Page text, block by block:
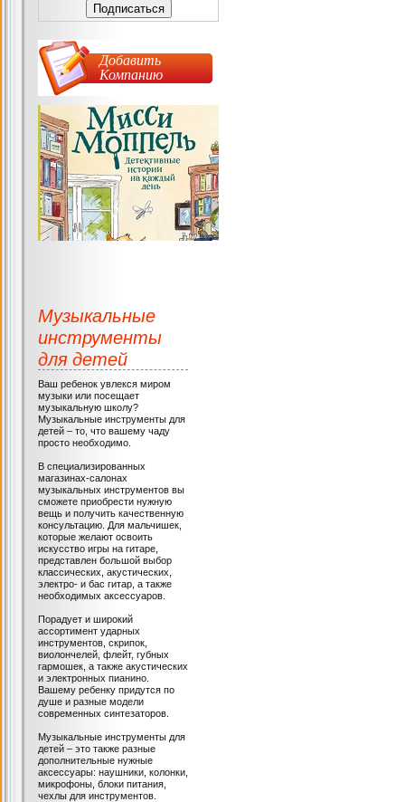
Добавить
Компанию
Музыкальные
инструменты
для детей
Ваш ребенок увлекся миром
музыки или посещает
музыкальную школу?
Музыкальные инструменты для
детей – то, что вашему чаду
просто необходимо.
В специализированных
магазинах-салонах
музыкальных инструментов вы
сможете приобрести нужную
вещь и получить качественную
консультацию. Для мальчишек,
которые желают освоить
искусство игры на гитаре,
представлен большой выбор
классических, акустических,
электро- и бас гитар, а также
необходимых аксессуаров.
Порадует и широкий
ассортимент ударных
инструментов, скрипок,
виолончелей, флейт, губных
гармошек, а также акустических
и электронных пианино.
Вашему ребенку придутся по
душе и разные модели
современных синтезаторов.
Музыкальные инструменты для
детей – это также разные
дополнительные нужные
аксессуары: наушники, колонки,
микрофоны, блоки питания,
чехлы для инструментов.